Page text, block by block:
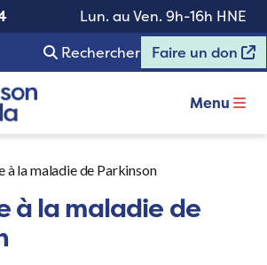
Lun. au Ven. 9h-16h HNE
Rechercher Faire un don
Menu
à la maladie de Parkinson
à la maladie de